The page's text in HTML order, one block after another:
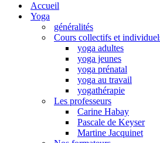
navigationAccueil
Yoga
généralités
Cours collectifs et
yoga adultes
yoga jeunes
yoga prénatal
yoga au travail
yogathérapie
Les professeurs
Carine Habay
Pascale de Keyser
Martine Jacquinet